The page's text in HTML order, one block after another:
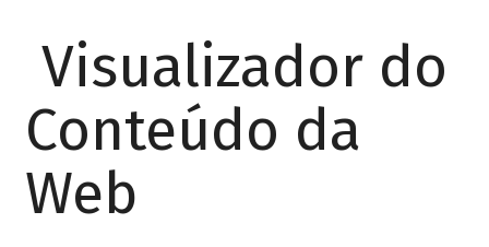
Visualizador do
Conteúdo da
Web